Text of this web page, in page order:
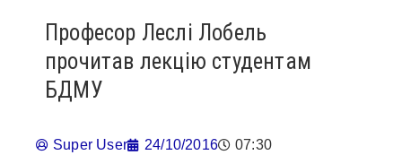
Професор Леслі Лобель
прочитав лекцію студентам
БДМУ
Super User 24/10/2016 07:30